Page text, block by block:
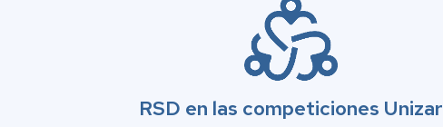
RSD en las competiciones Unizar